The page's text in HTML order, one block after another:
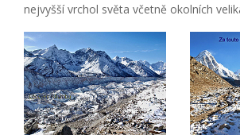
nejvyšší vrchol světa včetně okolních